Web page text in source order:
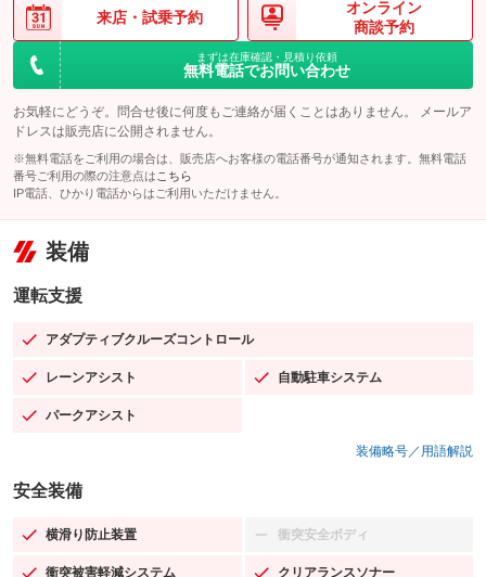
来店・ 試乗予約
オンライン
商談予約
まずは在庫確認・見積り依頼
無料電話でお問い合わせ
お気軽にどうぞ。問合せ後に何度もご連絡が届くことはありません。 メールア
ドレスは販売店に公開されません。
※無料電話をご利用の場合は、販売店へお客様の電話番号が通知されます。無料電話
番号ご利用の際の注意点は こちら
IP電話、ひかり電話からはご利用いただけません。
装備
運転支援
アダプティブクルーズコントロール
：装備あり
レーンアシスト
：装備あり 自動駐車システム
：装備あり
パークアシスト
：装備あり
装備略号／用語解説
安全装備
横滑り防止装置
：装備あり 衝突安全ボディ
：装備なし
衝突被害軽減システム クリアランスソナー